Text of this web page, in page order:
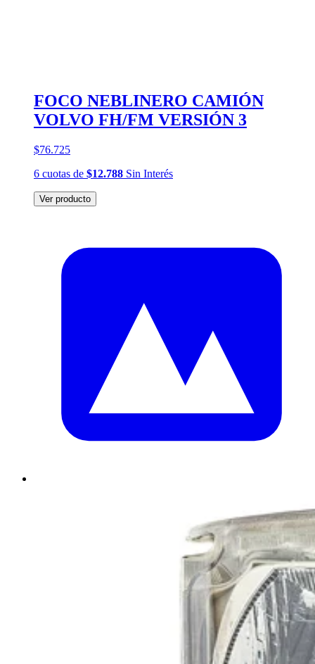
FOCO NEBLINERO CAMIÓN
VOLVO FH/FM VERSIÓN 3
$76.725
6 cuotas de $12.788 Sin Interés
Ver producto